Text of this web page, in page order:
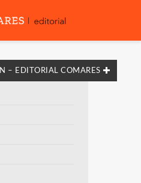
– EDITORIAL COMARES